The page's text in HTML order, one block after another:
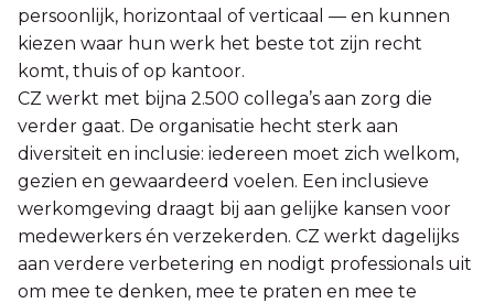
persoonlijk, horizontaal of verticaal — en kunnen
kiezen waar hun werk het beste tot zijn recht
komt, thuis of op kantoor.
CZ werkt met bijna 2.500 collega’s aan zorg die
verder gaat. De organisatie hecht sterk aan
diversiteit en inclusie: iedereen moet zich welkom,
gezien en gewaardeerd voelen. Een inclusieve
werkomgeving draagt bij aan gelijke kansen voor
medewerkers én verzekerden. CZ werkt dagelijks
aan verdere verbetering en nodigt professionals uit
om mee te denken, mee te praten en mee te